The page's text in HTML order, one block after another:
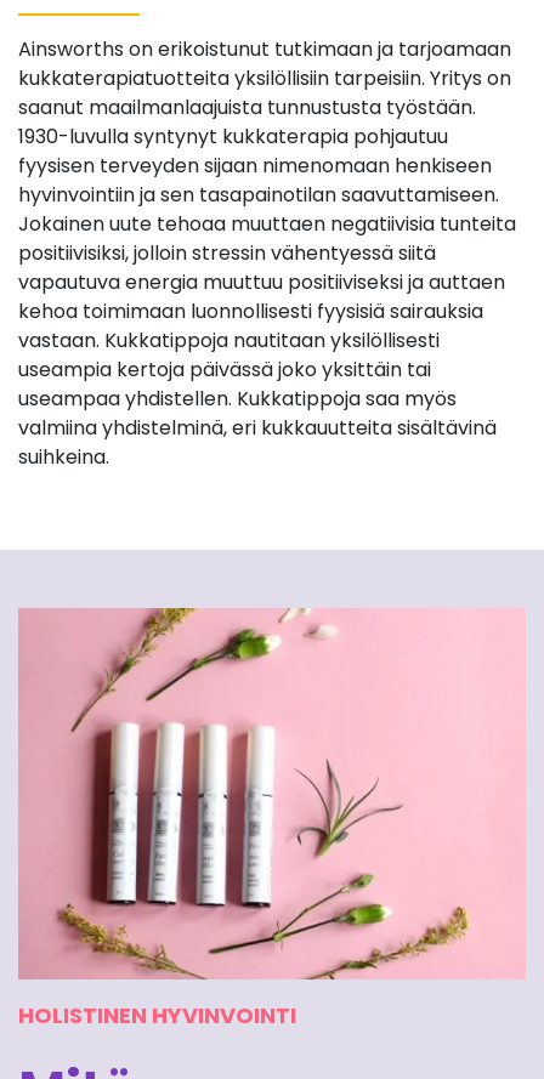
Ainsworths on erikoistunut tutkimaan ja tarjoamaan
kukkaterapiatuotteita yksilöllisiin tarpeisiin. Yritys on
saanut maailmanlaajuista tunnustusta työstään.
1930-luvulla syntynyt kukkaterapia pohjautuu
fyysisen terveyden sijaan nimenomaan henkiseen
hyvinvointiin ja sen tasapainotilan saavuttamiseen.
Jokainen uute tehoaa muuttaen negatiivisia tunteita
positiivisiksi, jolloin stressin vähentyessä siitä
vapautuva energia muuttuu positiiviseksi ja auttaen
kehoa toimimaan luonnollisesti fyysisiä sairauksia
vastaan. Kukkatippoja nautitaan yksilöllisesti
useampia kertoja päivässä joko yksittäin tai
useampaa yhdistellen. Kukkatippoja saa myös
valmiina yhdistelminä, eri kukkauutteita sisältävinä
suihkeina.
HOLISTINEN HYVINVOINTI